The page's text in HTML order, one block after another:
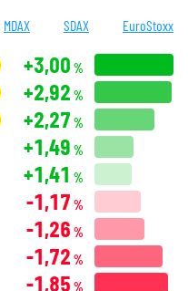
MDAX SDAX EuroStoxx
+3,00 %
+2,92 %
+2,27 %
+1,49 %
+1,41 %
-1,17 %
-1,26 %
-1,72 %
-1,85 %